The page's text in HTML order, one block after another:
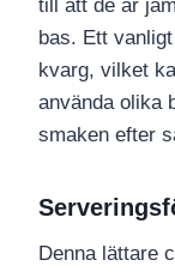
till att de är
bas. Ett
kvarg, vilket
använda olika
smaken efter
Denna lättare